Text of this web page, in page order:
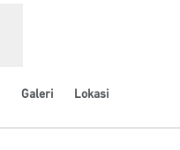
Galeri Lokasi